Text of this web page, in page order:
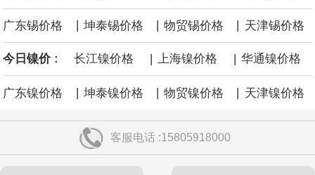
广东锡价格 坤泰锡价格 物贸锡价格 天津锡价格
今日镍价 : 长江镍价格 | 上海镍价格 | 华通镍价格
广东镍价格 | 坤泰镍价格 | 物贸镍价格 | 天津镍价格
客服电话 :15805918000